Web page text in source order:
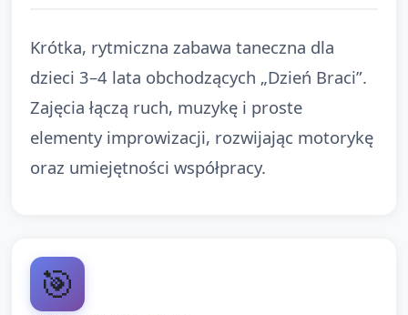
Krótka, rytmiczna zabawa taneczna dla
dzieci 3–4 lata obchodzących „Dzień Braci”.
Zajęcia łączą ruch, muzykę i proste
elementy improwizacji, rozwijając motorykę
oraz umiejętności współpracy.
🎯